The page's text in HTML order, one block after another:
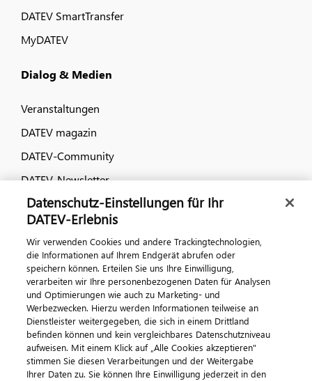
DATEV SmartTransfer
MyDATEV
Dialog & Medien
Veranstaltungen
DATEV magazin
DATEV-Community
DATEV-Newsletter
Kontaktieren Sie uns
ImpressumDatenschutzAGB Kontakt
Cookie-Einstellungen
Datenschutz-Einstellungen für Ihr
DATEV-Erlebnis
Wir verwenden Cookies und andere Trackingtechnologien,
die Informationen auf Ihrem Endgerät abrufen oder
speichern können. Erteilen Sie uns Ihre Einwilligung,
verarbeiten wir Ihre personenbezogenen Daten für Analysen
und Optimierungen wie auch zu Marketing- und
Werbezwecken. Hierzu werden Informationen teilweise an
Dienstleister weitergegeben, die sich in einem Drittland
befinden können und kein vergleichbares Datenschutzniveau
aufweisen. Mit einem Klick auf „Alle Cookies akzeptieren"
stimmen Sie diesen Verarbeitungen und der Weitergabe
Ihrer Daten zu. Sie können Ihre Einwilligung jederzeit in den